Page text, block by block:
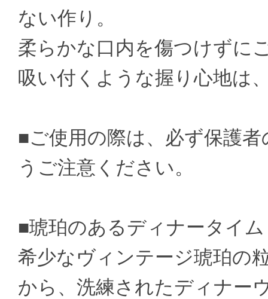
ない作り。
柔らかな口内を傷つけずに
吸い付くような握り心地は
■ご使用の際は、必ず保護
うご注意ください。
■琥珀のあるディナータイム
希少なヴィンテージ琥珀の
から、洗練されたディナー